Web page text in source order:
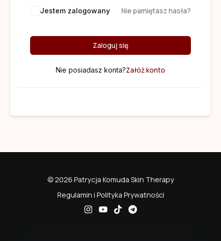
Jestem zalogowany Nie pamiętasz hasła?
Zaloguj się
Nie posiadasz konta?Załóż konto
© 2026 Patrycja Komuda Skin Therapy
Regulamin i Polityka Prywatności